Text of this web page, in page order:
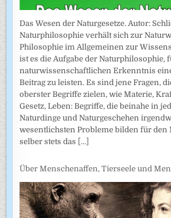
Das Wesen der Naturgesetze. Autor:
Naturphilosophie verhält sich zur
Philosophie im Allgemeinen zur
ist es die Aufgabe der Naturphilosophie,
naturwissenschaftlichen Erkenntnis
Beitrag zu leisten. Es sind jene Fragen,
oberster Begriffe zielen, wie Materie,
Gesetz, Leben: Begriffe, die beinahe in
Naturdinge und Naturgeschehen
wesentlichsten Probleme bilden für den
selber stets das [...]
Über Menschenaffen, Tierseele und